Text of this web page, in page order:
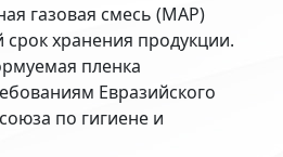
газовая смесь (MAP)
хранения продукции.
пленка
Евразийского
по гигиене и